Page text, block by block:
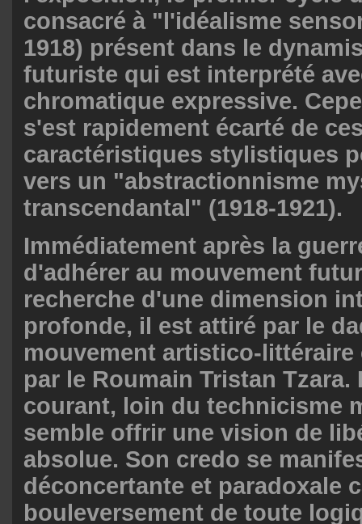
consacré à "l'idéalisme
1918) présent dans le
futuriste qui est interprété
chromatique expressive.
s'est rapidement écarté de
caractéristiques stylistiques
vers un "abstractionnisme
transcendantal" (1918-1921).
Immédiatement après la
d'adhérer au mouvement
recherche d'une dimension
profonde, il est attiré par le
mouvement artistico-littéraire
par le Roumain Tristan Tzara.
courant, loin du technicisme
semble offrir une vision de
absolue. Son credo se
déconcertante et paradoxale
bouleversement de toute